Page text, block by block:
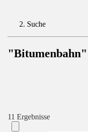
Suche
"Bitumenbahn"
11 Ergebnisse